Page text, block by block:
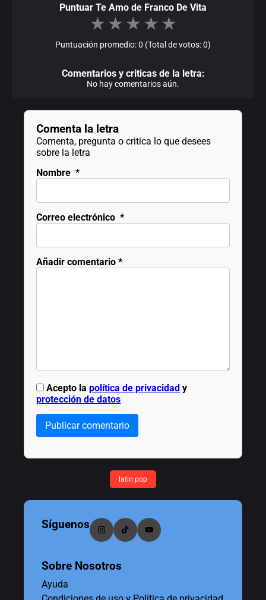
Puntuar Te Amo de Franco De Vita
★ ★ ★ ★ ★
Puntuación promedio: 0 (Total de votos: 0)
Comentarios y criticas de la letra:
No hay comentarios aún.
Comenta la letra
Comenta, pregunta o critica lo que desees
sobre la letra
Nombre *
Correo electrónico *
Añadir comentario *
Acepto lapolítica de privacidad y
protección de datos
Publicar comentario
latin pop
Síguenos
Sobre Nosotros
Ayuda